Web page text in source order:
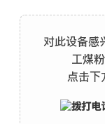
对此设备感
工煤
点击下